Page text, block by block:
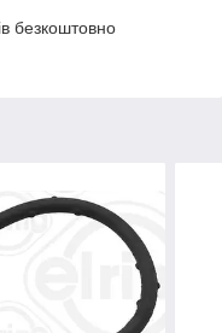
безкоштовно